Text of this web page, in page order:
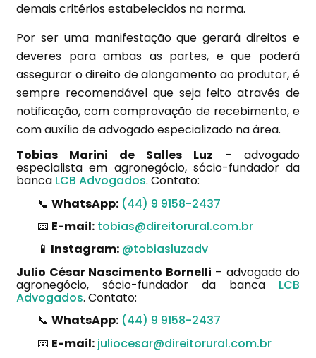
demais critérios estabelecidos na norma.
Por ser uma manifestação que gerará direitos e
deveres para ambas as partes, e que poderá
assegurar o direito de alongamento ao produtor, é
sempre recomendável que seja feito através de
notificação, com comprovação de recebimento, e
com auxílio de advogado especializado na área.
Tobias Marini de Salles Luz – advogado
especialista em agronegócio, sócio-fundador da
banca LCB Advogados. Contato:
📞 WhatsApp: (44) 9 9158-2437
📧 E-mail: tobias@direitorural.com.br
📱 Instagram: @tobiasluzadv
Julio César Nascimento Bornelli – advogado do
agronegócio, sócio-fundador da banca LCB
Advogados. Contato:
📞 WhatsApp: (44) 9 9158-2437
📧 E-mail: juliocesar@direitorural.com.br